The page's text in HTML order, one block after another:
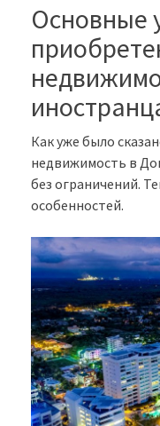
Основные
Как уже было
недвижимость в
без ограничений.
особенностей.